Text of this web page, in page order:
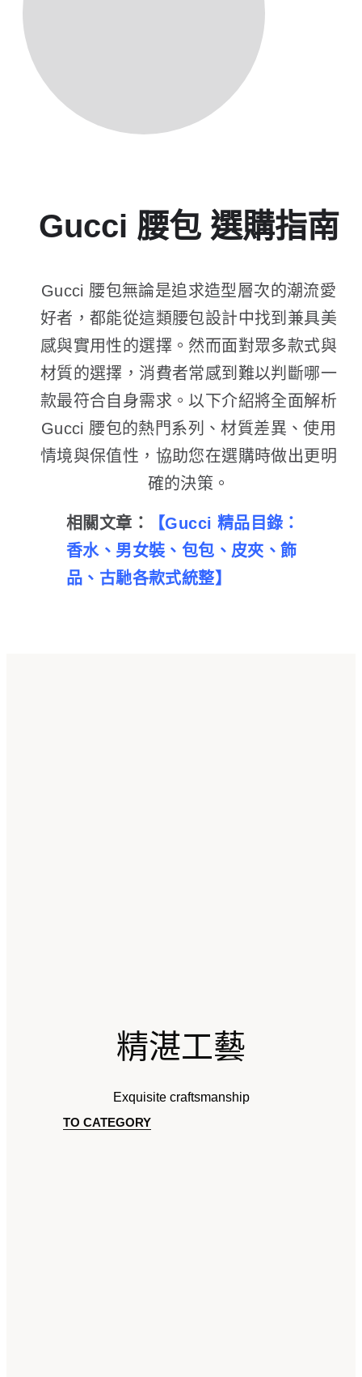
Gucci 腰包​ 選購指南​
Gucci 腰包無論是追求造型層次的潮流愛
好者，都能從這類腰包設計中找到兼具美
感與實用性的選擇。然而面對眾多款式與
材質的選擇，消費者常感到難以判斷哪一
款最符合自身需求。以下介紹將全面解析
Gucci 腰包的熱門系列、材質差異、使用
情境與保值性，協助您在選購時做出更明
確的決策。
相關文章： 【Gucci 精品目錄：
香水、男女裝、包包、皮夾、飾
品、古馳各款式統整】
精湛工藝
Exquisite craftsmanship
TO CATEGORY